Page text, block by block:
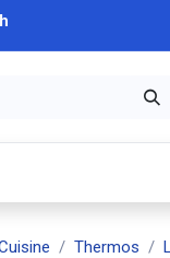
DÉCOUVRIR
Thermos